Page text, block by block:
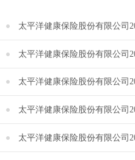
太平洋健康保险股份有限公司
太平洋健康保险股份有限公司
太平洋健康保险股份有限公司
太平洋健康保险股份有限公司
太平洋健康保险股份有限公司